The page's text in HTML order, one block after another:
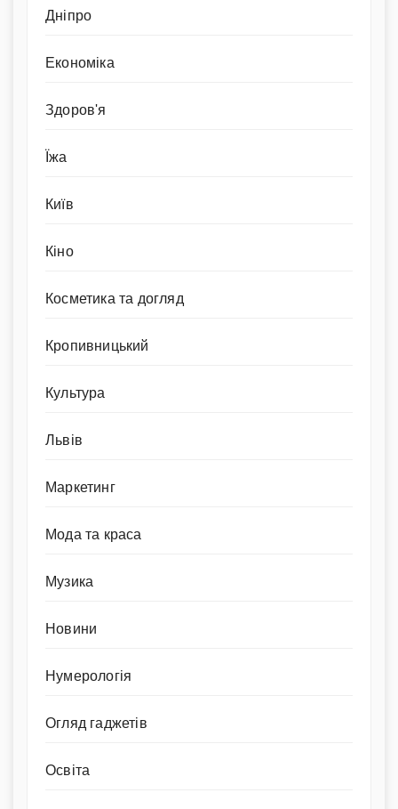
Дніпро
Економіка
Здоров'я
Їжа
Київ
Кіно
Косметика та догляд
Кропивницький
Культура
Львів
Маркетинг
Мода та краса
Музика
Новини
Нумерологія
Огляд гаджетів
Освіта